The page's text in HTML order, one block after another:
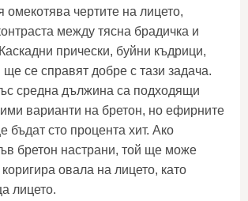
омекотява чертите на лицето,
между тясна брадичка и
прически, буйни къдрици,
се справят добре с тази задача.
средна дължина са подходящи
варианти на бретон, но ефирните
бъдат сто процента хит. Ако
бретон настрани, той ще може
овала на лицето, като
лицето.